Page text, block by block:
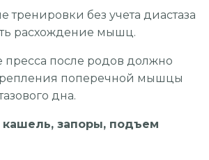
тренировки без учета диастаза
расхождение мышц.
пресса после родов должно
поперечной мышцы
дна.
кашель, запоры, подъем